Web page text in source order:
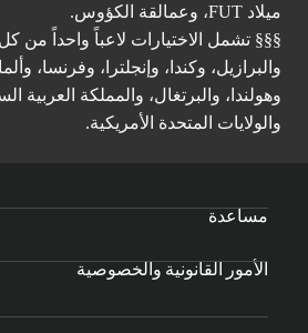
ميلاد FUT، وعمالقة الكؤوس.
§§§ تشمل الاختيارات لاعباً واحداً من
والبرازيل، وكندا، وإنجلترا، وفرنسا،
وهولندا، والبرتغال، والمملكة العربية
والولايات المتحدة الأمريكية.
مساعدة
الأمور القانونية والخصوصية